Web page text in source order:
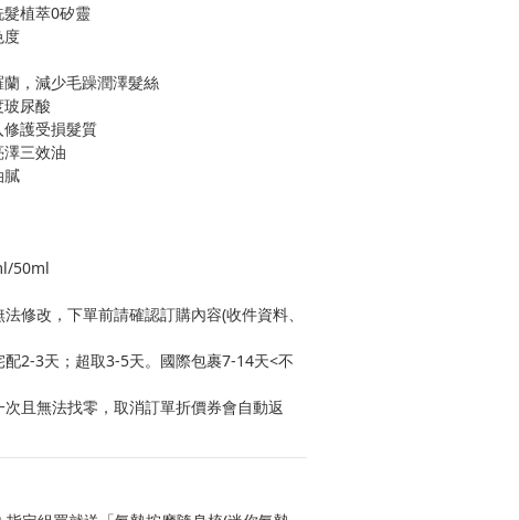
植萃0矽靈
度
，減少毛躁潤澤髮絲
尿酸
護受損髮質
三效油
膩
50ml
修改，下單前請確認訂購內容(收件資料、
2-3天；超取3-5天。國際包裹7-14天<不
且無法找零，取消訂單折價券會自動返